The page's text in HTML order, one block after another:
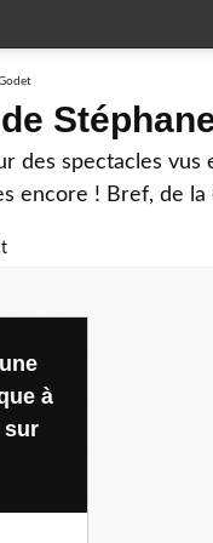
des spectacles
encore ! Bref, de
à
sur